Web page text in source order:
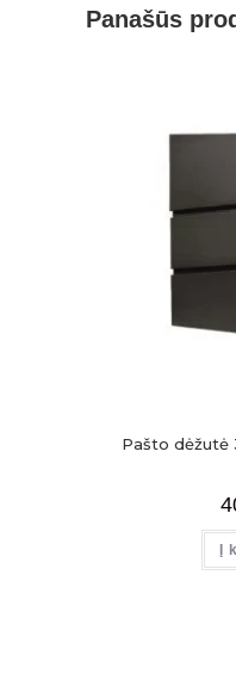
Panašūs
Pašto dėžutė
Į